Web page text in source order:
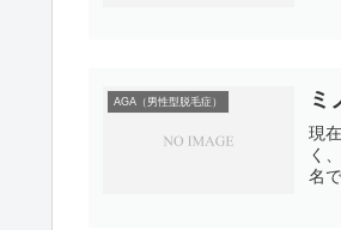
AGA（男性型脱毛症） ミ
現
く
名